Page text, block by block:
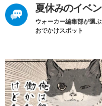
夏休みのイベ
ウォーカー編集部が選
おでかけスポット